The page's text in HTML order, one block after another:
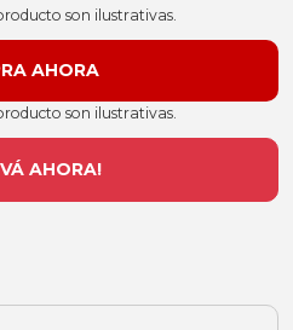
son ilustrativas.
son ilustrativas.
AHORA!